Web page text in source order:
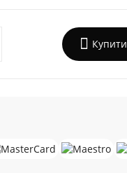
Купити